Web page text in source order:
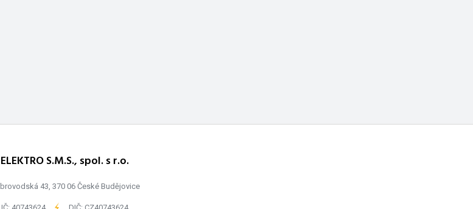
ELEKTRO S.M.S., spol. s r.o.
43, 370 06 České Budějovice
IČ: 40743624 - DIČ: CZ40743624